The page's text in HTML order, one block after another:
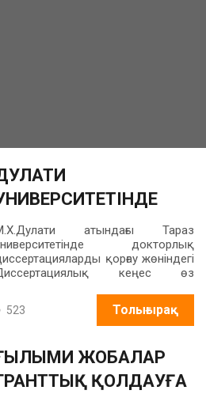
АЛҒАШҚЫ
ОТЫРЫСЫ ӨТТІ
атындағы Тараз
докторлық
қорғау жөніндегі
кеңес өз
523 Толығырақ
ЖОБАЛАР
ҚОЛДАУҒА